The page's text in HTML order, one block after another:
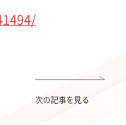
次の記事を見る